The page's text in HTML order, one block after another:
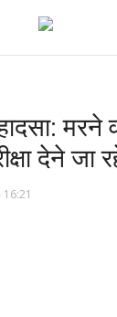
मरने
देने